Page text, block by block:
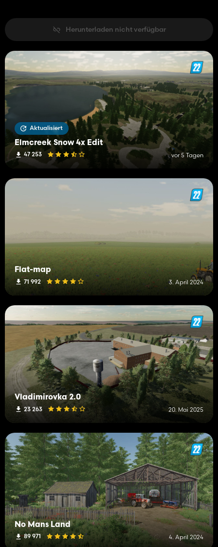
Herunterladen nicht verfügbar
Aktualisiert
Elmcreek Snow 4x Edit
47 253 vor 5 Tagen
Flat-map
71 992 3. April 2024
Vladimirovka 2.0
23 263 20. Mai 2025
No Mans Land
89 971 4. April 2024